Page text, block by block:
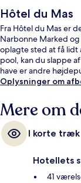
Hôtel du Mas
Fra Hôtel du Mas er
Narbonne Marked
oplagte sted at få lidt
pool, kan du slappe
have er andre
Oplysninger om
Mere om
I korte træk
Hotellets
41